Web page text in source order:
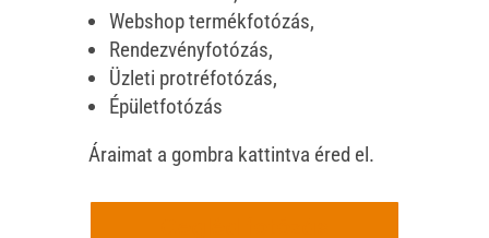
Webshop termékfotózás,
Rendezvényfotózás,
Üzleti protréfotózás,
Épületfotózás
Áraimat a gombra kattintva éred el.